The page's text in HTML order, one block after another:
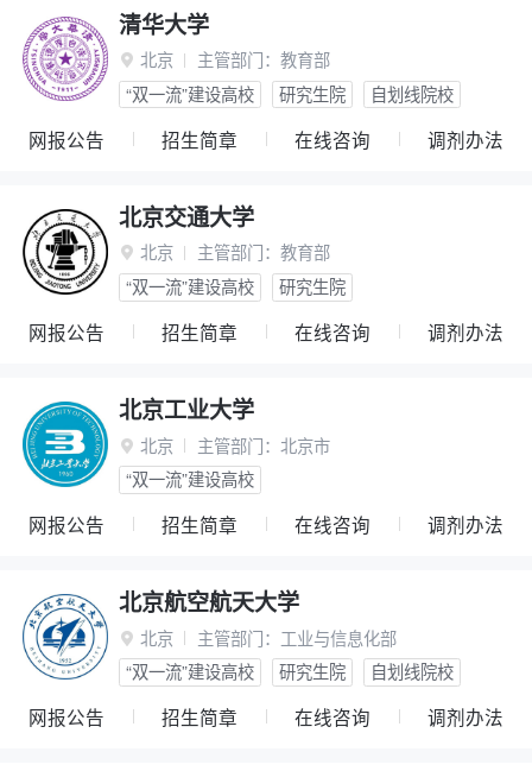
清华大学
 北京 主管部门： 教育部
“双一流”建设高校
研究生院 自划线院校
网报公告 招生简章 在线咨询 调剂办法
北京交通大学
 北京 主管部门： 教育部
“双一流”建设高校
研究生院
网报公告 招生简章 在线咨询 调剂办法
北京工业大学
 北京 主管部门： 北京市
“双一流”建设高校
网报公告 招生简章 在线咨询 调剂办法
北京航空航天大学
 北京 主管部门： 工业与信息化部
“双一流”建设高校
研究生院 自划线院校
网报公告 招生简章 在线咨询 调剂办法